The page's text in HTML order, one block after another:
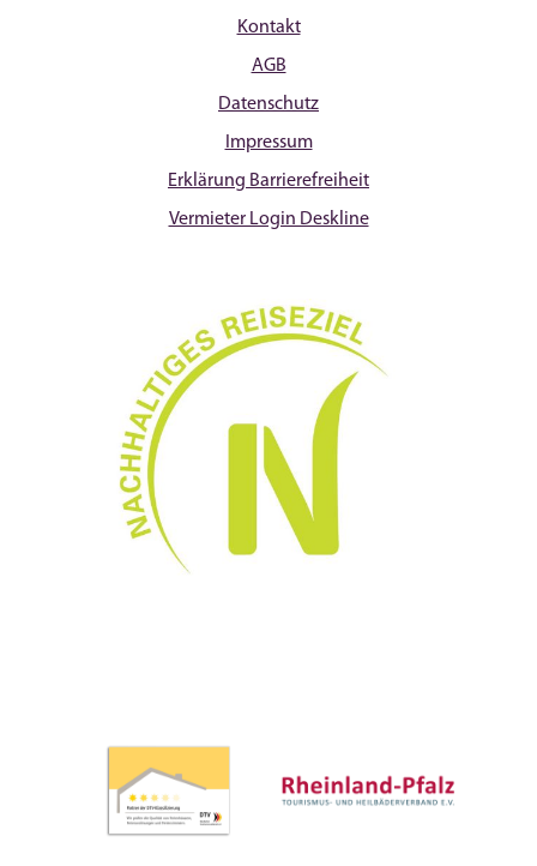
Kontakt
AGB
Datenschutz
Impressum
Erklärung Barrierefreiheit
Vermieter Login Deskline